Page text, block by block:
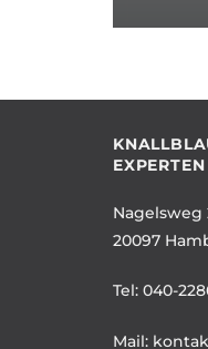
EXPERTEN
Nagelsweg
20097
Tel: 040-
Mail: